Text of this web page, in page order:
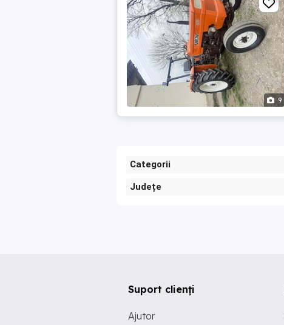
9
Categorii
Județe
Suport clienți
Ajutor